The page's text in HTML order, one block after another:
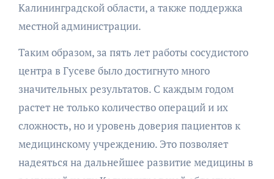
Калининградской области, а также поддержка
местной администрации.
Таким образом, за пять лет работы сосудистого
центра в Гусеве было достигнуто много
значительных результатов. С каждым годом
растет не только количество операций и их
сложность, но и уровень доверия пациентов к
медицинскому учреждению. Это позволяет
надеяться на дальнейшее развитие медицины в